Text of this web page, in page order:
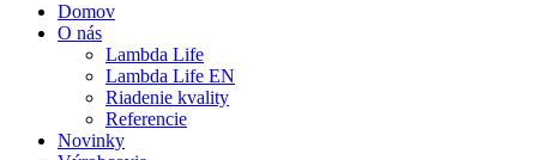
Domov
O nás
Lambda Life
Lambda Life EN
Riadenie kvality
Referencie
Novinky